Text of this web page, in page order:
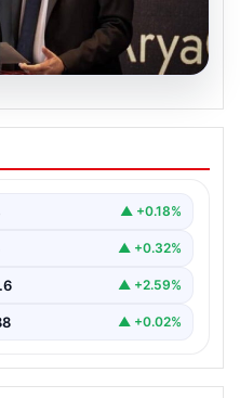
Kadrosunda
Aran Görevini
İş Bankası’nda
▲ +0.18%
▲ +0.32%
▲ +2.59%
▲ +0.02%